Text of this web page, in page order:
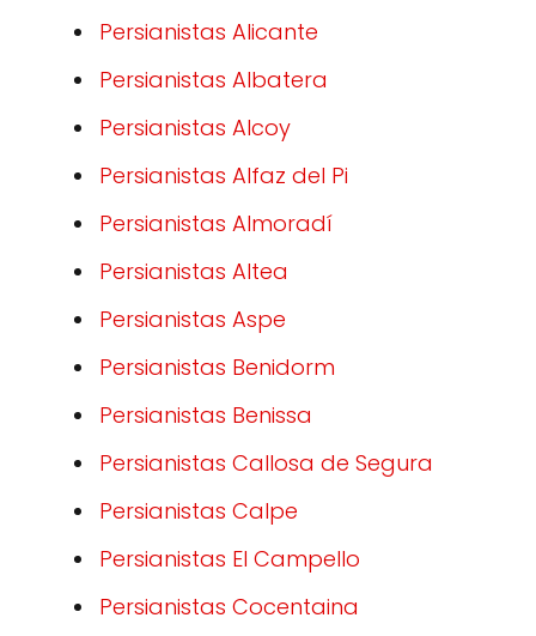
Persianistas Alicante
Persianistas Albatera
Persianistas Alcoy
Persianistas Alfaz del Pi
Persianistas Almoradí
Persianistas Altea
Persianistas Aspe
Persianistas Benidorm
Persianistas Benissa
Persianistas Callosa de Segura
Persianistas Calpe
Persianistas El Campello
Persianistas Cocentaina